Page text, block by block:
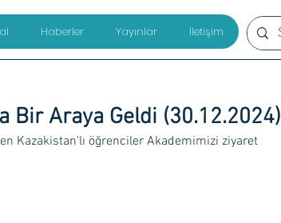
Haberler Yayınlar İletişim
Bir Araya Geldi (30.12.2024)
Kazakistan'lı öğrenciler Akademimizi ziyaret